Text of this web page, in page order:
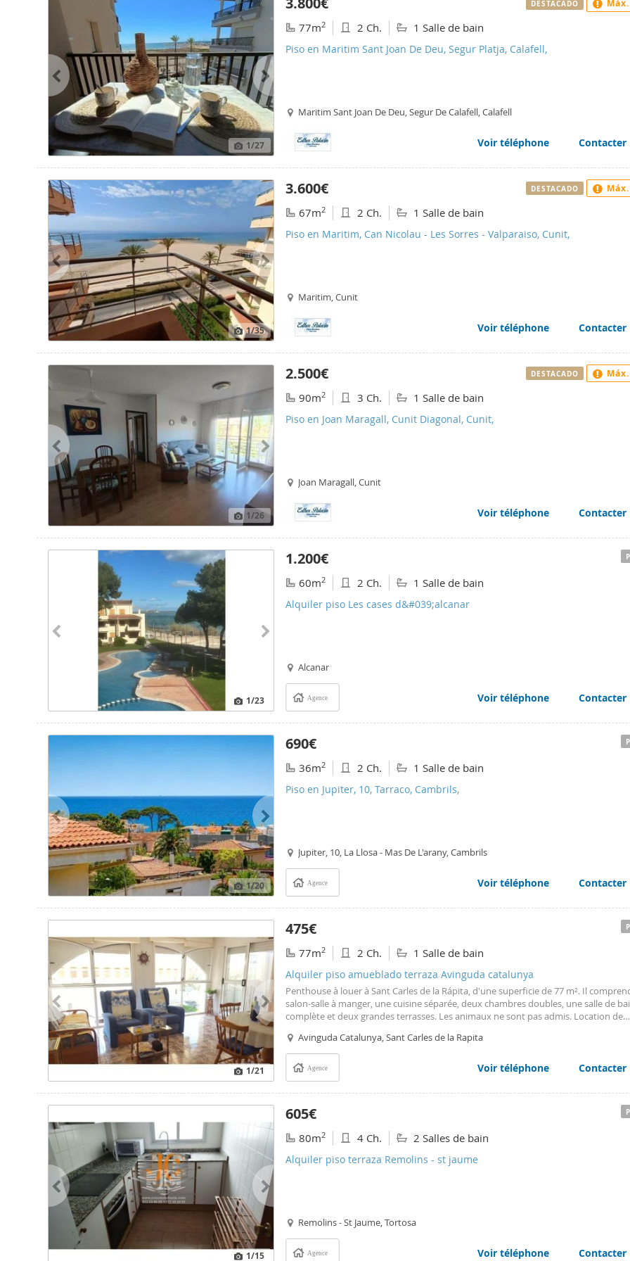
1/27
77m2 2 Ch. 1 Salle de bain
Piso en Maritim Sant Joan De Deu, Segur Platja, Calafell,
Maritim Sant Joan De Deu, Segur De Calafell, Calafell
Voir téléphone Contacter
DESTACADO
1/35
3.600€
67m2 2 Ch. 1 Salle de bain
Piso en Maritim, Can Nicolau - Les Sorres - Valparaiso, Cunit,
Maritim, Cunit
Voir téléphone Contacter
DESTACADO
1/26
2.500€
90m2 3 Ch. 1 Salle de bain
Piso en Joan Maragall, Cunit Diagonal, Cunit,
Joan Maragall, Cunit
Voir téléphone Contacter
DESTACADO
1/23
1.200€
60m2 2 Ch. 1 Salle de bain
Alquiler piso Les cases d&#039;alcanar
Alcanar
Agence Voir téléphone Contacter
1/20
690€
36m2 2 Ch. 1 Salle de bain
Piso en Jupiter, 10, Tarraco, Cambrils,
Jupiter, 10, La Llosa - Mas De L'arany, Cambrils
Agence Voir téléphone Contacter
1/21
475€
77m2 2 Ch. 1 Salle de bain
Alquiler piso amueblado terraza Avinguda catalunya
Penthouse à louer à Sant Carles de la Rápita, d'une superficie de 77 m². Il
salon-salle à manger, une cuisine séparée, deux chambres doubles, une salle de
complète et deux grandes terrasses. Les animaux ne sont pas admis. Location de
Avinguda Catalunya, Sant Carles de la Rapita
Agence Voir téléphone Contacter
1/15
605€
80m2 4 Ch. 2 Salles de bain
Alquiler piso terraza Remolins - st jaume
Remolins - St Jaume, Tortosa
Agence Voir téléphone Contacter